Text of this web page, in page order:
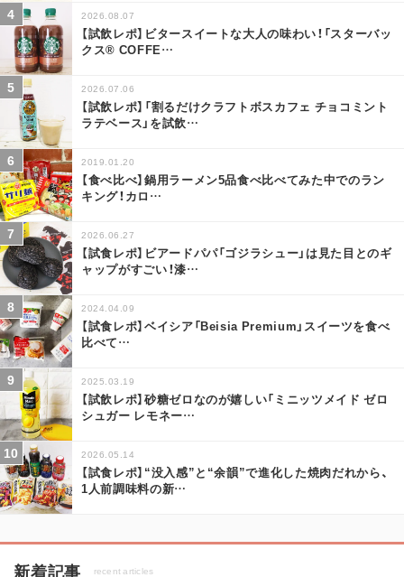
2026.08.07
【試飲レポ】ビタースイートな大人の味わい！「スターバッ
クス® COFFE…
2026.07.06
【試飲レポ】「割るだけクラフトボスカフェ チョコミント
ラテベース」を試飲…
2019.01.20
【食べ比べ】鍋用ラーメン5品食べ比べてみた中でのラン
キング！カロ …
2026.06.27
【試食レポ】ビアードパパ「ゴジラシュー」は見た目とのギ
ャップがすごい！漆…
2024.04.09
【試食レポ】ベイシア「Beisia Premium」スイーツを食べ
比べて…
2025.03.19
【試飲レポ】砂糖ゼロなのが嬉しい「ミニッツメイド ゼロ
シュガー レモネー…
2026.05.14
【試食レポ】“没入感”と“余韻”で進化した焼肉だれから、
1人前調味料の新…
新着記事 recent articles